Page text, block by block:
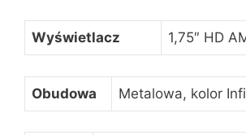
Wyświetlacz 1,75″ HD
Obudowa Metalowa, kolor